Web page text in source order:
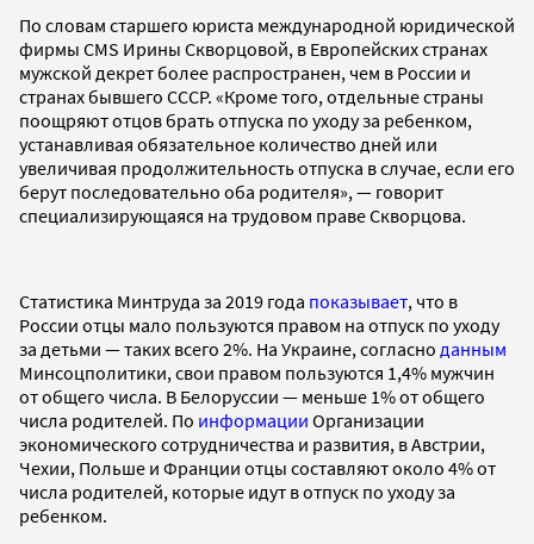
По словам старшего юриста международной юридической
фирмы CMS Ирины Скворцовой, в Европейских странах
мужской декрет более распространен, чем в России и
странах бывшего СССР. «Кроме того, отдельные страны
поощряют отцов брать отпуска по уходу за ребенком,
устанавливая обязательное количество дней или
увеличивая продолжительность отпуска в случае, если его
берут последовательно оба родителя», — говорит
специализирующаяся на трудовом праве Скворцова.
Статистика Минтруда за 2019 года показывает, что в
России отцы мало пользуются правом на отпуск по уходу
за детьми — таких всего 2%. На Украине, согласно данным
Минсоцполитики, свои правом пользуются 1,4% мужчин
от общего числа. В Белоруссии — меньше 1% от общего
числа родителей. По информации Организации
экономического сотрудничества и развития, в Австрии,
Чехии, Польше и Франции отцы составляют около 4% от
числа родителей, которые идут в отпуск по уходу за
ребенком.